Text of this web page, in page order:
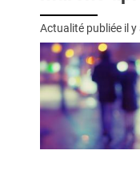
Actualité publiée il y